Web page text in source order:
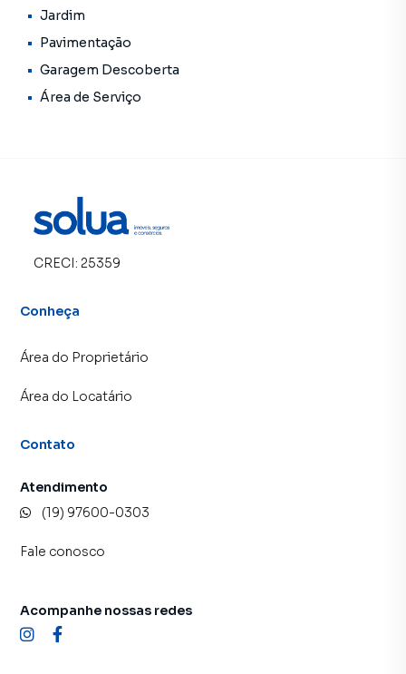
Jardim
Pavimentação
Garagem Descoberta
Área de Serviço
CRECI: 25359
Conheça
Área do Proprietário
Área do Locatário
Contato
Atendimento
(19) 97600-0303
Fale conosco
Acompanhe nossas redes